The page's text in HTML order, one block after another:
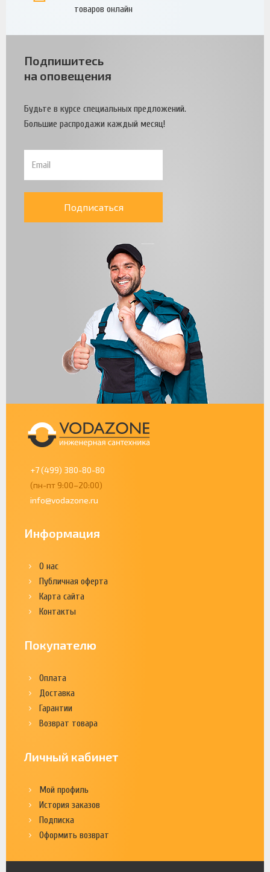
товаров онлайн
Подпишитесь
на оповещения
Будьте в курсе специальных предложений.
Большие распродажи каждый месяц!
Подписаться
+7 (499) 380-80-80
(пн-пт 9:00–20:00)
info@vodazone.ru
Информация
О нас
Публичная оферта
Карта сайта
Контакты
Покупателю
Оплата
Доставка
Гарантии
Возврат товара
Личный кабинет
Мой профиль
История заказов
Подписка
Оформить возврат